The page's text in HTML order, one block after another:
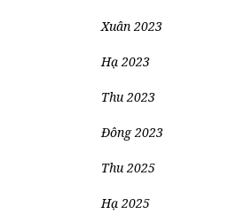
Xuân 2023
Hạ 2023
Thu 2023
Đông 2023
Thu 2025
Hạ 2025